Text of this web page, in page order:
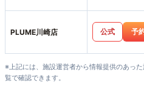
PLUME川崎店 公式 予
※上記には、施設運営者から情報提供のあっ
覧で確認できます。